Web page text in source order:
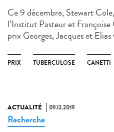
Ce 9 décembre, Stewart
l’Institut Pasteur et
prix Georges, Jacques et
PRIX TUBERCULOSE CANETTI
ACTUALITÉ 09.12.2019
Recherche